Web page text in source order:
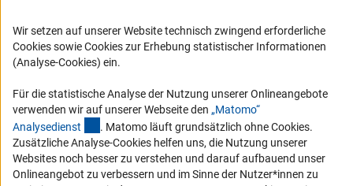
RSS-Feeds
Compliance
Barrierefreiheit
Service und Informationen für Menschen mit Behinderungen
Erklärung zur Barrierefreiheit
Wir setzen auf unserer Website technisch zwingend erforderliche
Cookies sowie Cookies zur Erhebung statistischer Informationen
(Analyse-Cookies) ein.
Für die statistische Analyse der Nutzung unserer Onlineangebote
verwenden wir auf unserer Webseite den „Matomo“
Analysedienst (externer Link)
. Matomo läuft grundsätzlich ohne Cookies.
Zusätzliche Analyse-Cookies helfen uns, die Nutzung unserer
Websites noch besser zu verstehen und darauf aufbauend unser
Onlineangebot zu verbessern und im Sinne der Nutzer*innen zu